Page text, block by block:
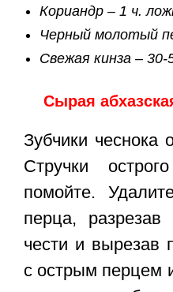
Кориандр – 1 ч.
Черный молотый
Свежая кинза – 30-
Сырая
Зубчики чеснока
Стручки
помойте.
перца,
чести и вырезав
с острым перцем